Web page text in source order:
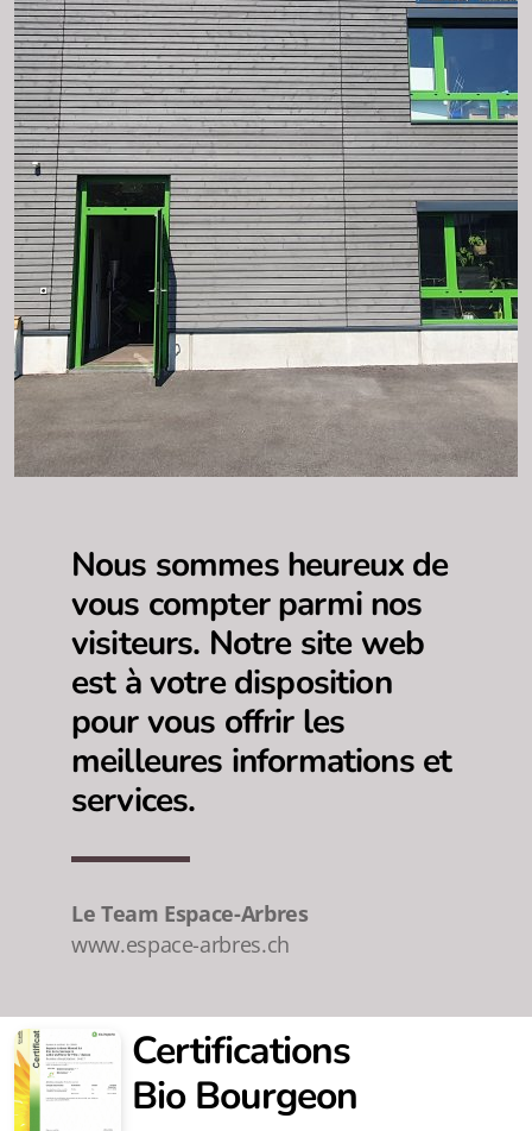
Nous sommes heureux de
vous compter parmi nos
visiteurs. Notre site web
est à votre disposition
pour vous offrir les
meilleures informations et
services.
Le Team Espace-Arbres
www.espace-arbres.ch
Certifications
Bio Bourgeon